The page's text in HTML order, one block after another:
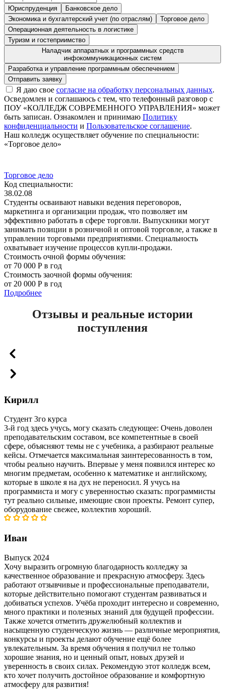
Юриспруденция
Банковское дело
Экономика и бухгалтерский учет (по отраслям)
Торговое дело
Операционная деятельность в логистике
Туризм и гостеприимство
Наладчик аппаратных и программных средств
инфокоммуникационных систем
Разработка и управление программным обеспечением
Я даю свое согласие на обработку персональных данных.
Осведомлен и соглашаюсь с тем, что телефонный разговор с
ПОУ «КОЛЛЕДЖ СОВРЕМЕННОГО УПРАВЛЕНИЯ» может
быть записан. Ознакомлен и принимаю Политику
конфиденциальности и Пользовательское соглашение.
Наш колледж осуществляет обучение по специальности:
«Торговое дело»
Торговое дело
Код специальности:
38.02.08
Студенты осваивают навыки ведения переговоров,
маркетинга и организации продаж, что позволяет им
эффективно работать в сфере торговли. Выпускники могут
занимать позиции в розничной и оптовой торговле, а также в
управлении торговыми предприятиями. Специальность
охватывает изучение процессов купли-продажи.
Стоимость очной формы обучения:
от 70 000 Р в год
Стоимость заочной формы обучения:
от 20 000 Р в год
Подробнее
Отзывы и реальные истории
поступления
Кирилл
Студент 3го курса
3-й год здесь учусь, могу сказать следующее: Очень доволен
преподавательским составом, все компетентные в своей
сфере, объясняют темы не с учебника, а разбирают реальные
кейсы. Отмечается максимальная заинтересованность в том,
чтобы реально научить. Впервые у меня появился интерес ко
многим предметам, особенно к математике и английскому,
которые в школе я на дух не переносил. Я учусь на
программиста и могу с уверенностью сказать: программисты
тут реально сильные, имеющие свои проекты. Ремонт супер,
оборудование свежее, коллектив хороший.
Иван
Выпуск 2024
Хочу выразить огромную благодарность колледжу за
качественное образование и прекрасную атмосферу. Здесь
работают отзывчивые и профессиональные преподаватели,
которые действительно помогают студентам развиваться и
добиваться успехов. Учёба проходит интересно и современно,
много практики и полезных знаний для будущей профессии.
Также хочется отметить дружелюбный коллектив и
насыщенную студенческую жизнь — различные мероприятия,
конкурсы и проекты делают обучение ещё более
увлекательным. За время обучения я получил не только
хорошие знания, но и ценный опыт, новых друзей и
уверенность в своих силах. Рекомендую этот колледж всем,
кто хочет получить достойное образование и комфортную
атмосферу для развития!